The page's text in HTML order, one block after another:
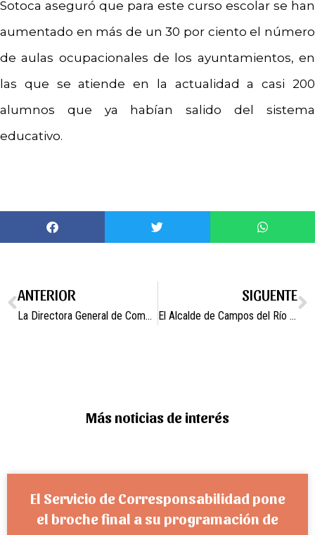
Sotoca aseguró que para este curso escolar se han
aumentado en más de un 30 por ciento el número
de aulas ocupacionales de los ayuntamientos, en
las que se atiende en la actualidad a casi 200
alumnos que ya habían salido del sistema
educativo.
ANTERIOR
La Directora General de Comercio y Artesanía recibe al Alcalde de Campos del Río.
SIGUENTE
El Alcalde de Campos del Río se reúne con el Presidente de Ucomur para impulsar el empleo y el cooperativismo.
Más noticias de interés
El Servicio de Corresponsabilidad pone
el broche final a su programación de